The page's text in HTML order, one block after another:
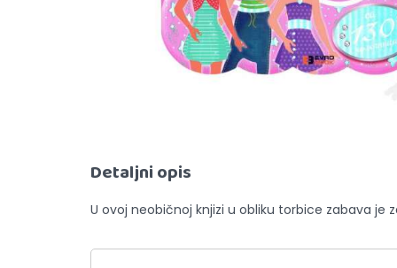
Detaljni opis
U ovoj neobičnoj knjizi u obliku torbice zabava